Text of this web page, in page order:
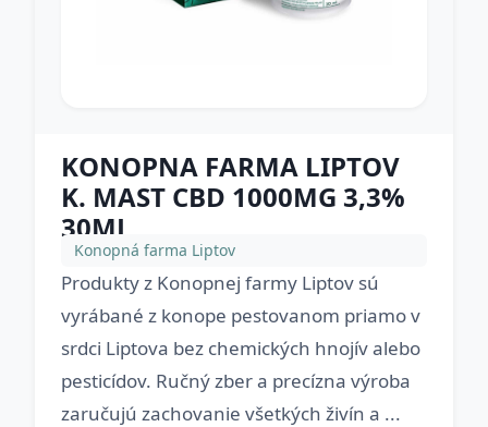
KONOPNA FARMA LIPTOV
K. MAST CBD 1000MG 3,3%
30ML
Konopná farma Liptov
Produkty z Konopnej farmy Liptov sú
vyrábané z konope pestovanom priamo v
srdci Liptova bez chemických hnojív alebo
pesticídov. Ručný zber a precízna výroba
zaručujú zachovanie všetkých živín a ...